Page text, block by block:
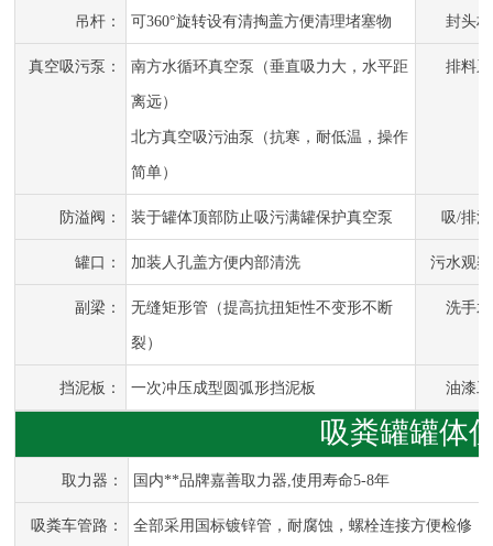
吊杆： 可360°旋转设有清掏盖方便清理堵塞物 封头
真空吸污泵： 南方水循环真空泵（垂直吸力大，水平距
离远）
北方真空吸污油泵（抗寒，耐低温，操作
简单）
排料
防溢阀： 装于罐体顶部防止吸污满罐保护真空泵 吸/排
罐口： 加装人孔盖方便内部清洗 污水观
副梁： 无缝矩形管（提高抗扭矩性不变形不断
裂）
洗手
挡泥板： 一次冲压成型圆弧形挡泥板 油漆
吸粪罐罐体
取力器： 国内**品牌嘉善取力器,使用寿命5-8年
吸粪车管路： 全部采用国标镀锌管，耐腐蚀，螺栓连接方便检修，